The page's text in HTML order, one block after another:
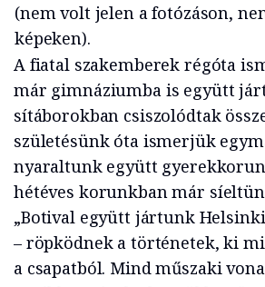
(nem volt jelen a fotózáson,
képeken).
A fiatal szakemberek régóta
már gimnáziumba is együtt
sítáborokban csiszolódtak
születésünk óta ismerjük
nyaraltunk együtt
hétéves korunkban már
„Botival együtt jártunk
– röpködnek a történetek, ki
a csapatból. Mind műszaki